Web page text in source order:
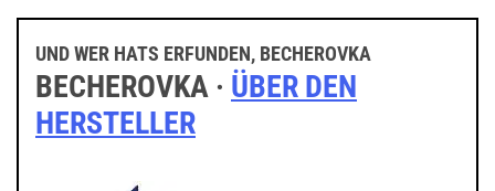
UND WER HATS ERFUNDEN, BECHEROVKA
BECHEROVKA · ÜBER DEN
HERSTELLER